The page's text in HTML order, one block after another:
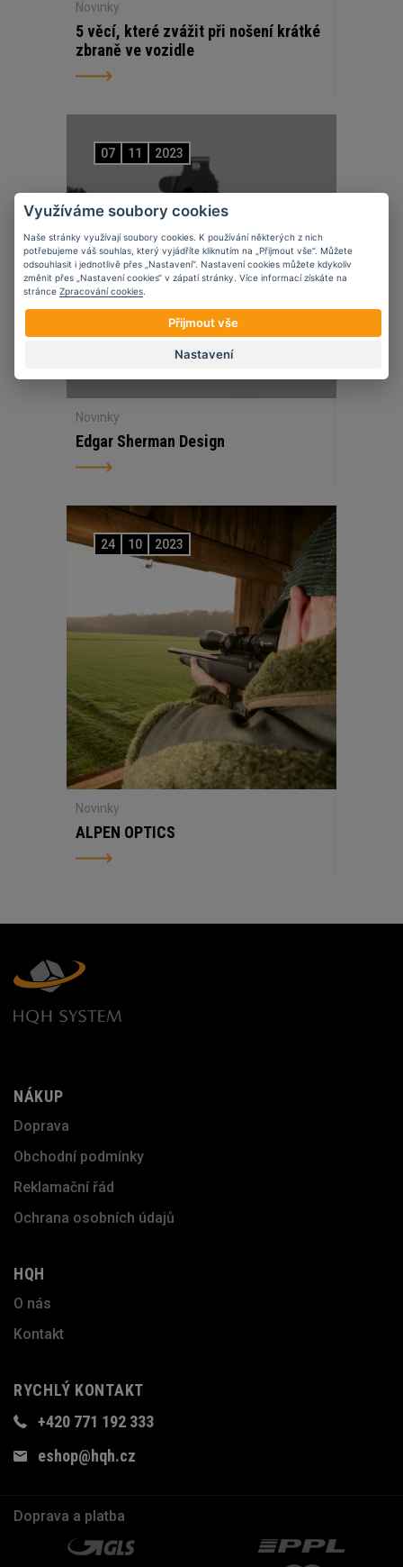
Novinky
5 věcí, které zvážit při nošení krátké
zbraně ve vozidle
07 11 2023
Novinky
Edgar Sherman Design
24 10 2023
Novinky
ALPEN OPTICS
NÁKUP
Doprava
Obchodní podmínky
Reklamační řád
Ochrana osobních údajů
HQH
O nás
Kontakt
RYCHLÝ KONTAKT
+420 771 192 333
eshop@hqh.cz
Doprava a platba
Využíváme soubory cookies
Naše stránky využívají soubory cookies. K používání některých z nich
potřebujeme váš souhlas, který vyjádříte kliknutím na „Přijmout vše“. Můžete
odsouhlasit i jednotlivě přes „Nastavení“. Nastavení cookies můžete kdykoliv
změnit přes „Nastavení cookies“ v zápatí stránky. Více informací získáte na
stránce Zpracování cookies
Přijmout vše
Nastavení